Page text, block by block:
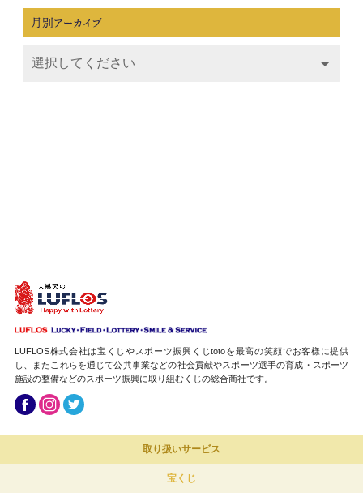
月別アーカイブ
LUFLOS株式会社は宝くじやスポーツ振興くじtotoを最高の笑顔でお客様に提供
し、またこれらを通じて公共事業などの社会貢献やスポーツ選手の育成・スポーツ
施設の整備などのスポーツ振興に取り組むくじの総合商社です。
取り扱いサービス
宝くじ